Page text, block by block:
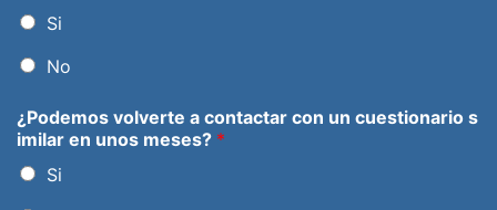
Si
No
¿Podemos volverte a contactar con un cuestionario s
imilar en unos meses? *
Si